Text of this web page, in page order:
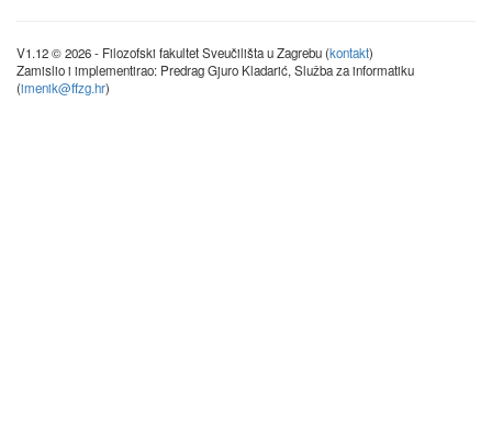
V1.12 © 2026 - Filozofski fakultet Sveučilišta u Zagrebu (kontakt)
Zamislio i implementirao: Predrag Gjuro Kladarić, Služba za informatiku
(imenik@ffzg.hr)